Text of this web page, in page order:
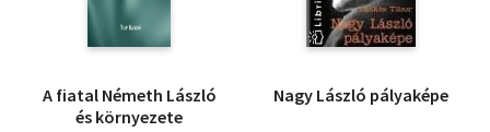
A fiatal Németh László
és környezete
Nagy László pályaképe